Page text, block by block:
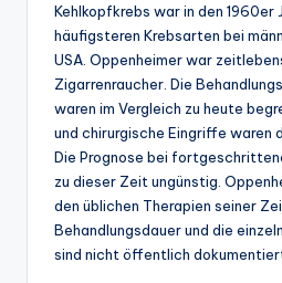
Kehlkopfkrebs war in den 1960er
häufigsteren Krebsarten bei
USA. Oppenheimer war
Zigarrenraucher. Die
waren im Vergleich zu heute
und chirurgische Eingriffe waren
Die Prognose bei
zu dieser Zeit ungünstig.
den üblichen Therapien seiner
Behandlungsdauer und die
sind nicht öffentlich